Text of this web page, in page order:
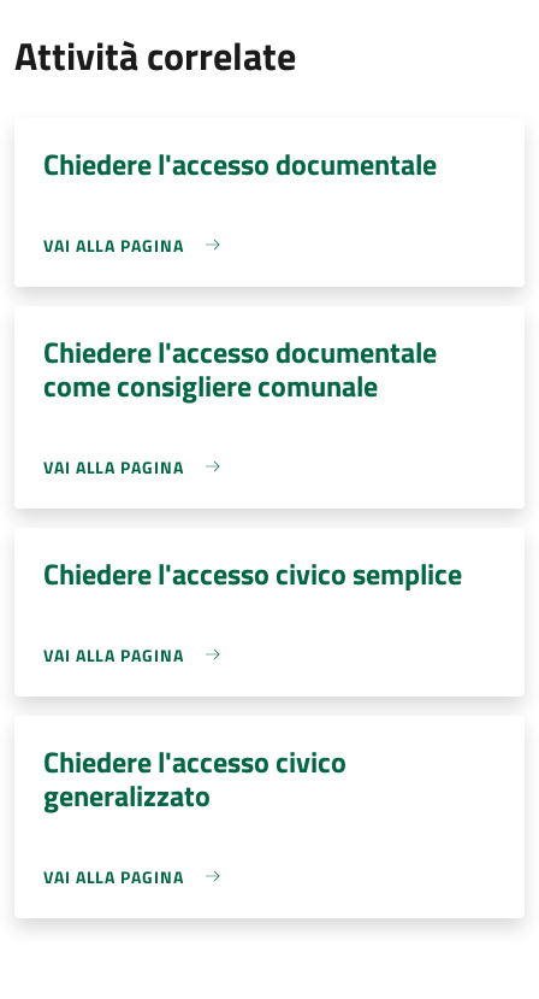
Attività correlate
Chiedere l'accesso documentale
VAI ALLA PAGINA
Chiedere l'accesso documentale
come consigliere comunale
VAI ALLA PAGINA
Chiedere l'accesso civico semplice
VAI ALLA PAGINA
Chiedere l'accesso civico
generalizzato
VAI ALLA PAGINA